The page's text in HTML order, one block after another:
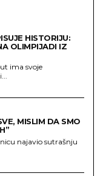
HISTORIJU:
OLIMPIJADI IZ
ima svoje
MISLIM DA SMO
najavio sutrašnju